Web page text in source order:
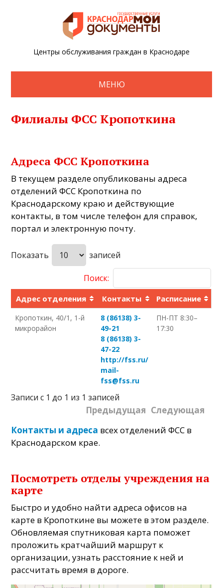
Центры обслуживания граждан в Краснодаре
МЕНЮ
Филиалы ФСС Кропоткина
Адреса ФСС Кропоткина
В текущем разделе опубликованы адреса
отделений ФСС Кропоткина по
Краснодарскому краю и действующие
контакты, в том числе телефон для справок,
портал и электронную почту.
Показать записей
Поиск:
Адрес отделения Контакты Расписание
Кропоткин, 40/1, 1-й
микрорайон
8 (86138) 3-
49-21
8 (86138) 3-
47-22
http://fss.ru/
mail-
fss@fss.ru
ПН-ПТ 8:30–
17:30
Записи с 1 до 1 из 1 записей
Предыдущая Следующая
Контакты и адреса всех отделений ФСС в
Краснодарском крае.
Посмотреть отделы учреждения на
карте
Быстро и удобно найти адреса офисов на
карте в Кропоткине вы можете в этом разделе.
Обновляемая спутниковая карта поможет
проложить кратчайший маршрут к
организации, узнать расстояние к ней и
рассчитать время в дороге.